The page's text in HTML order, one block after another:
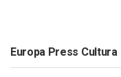
Europa Press Cultura